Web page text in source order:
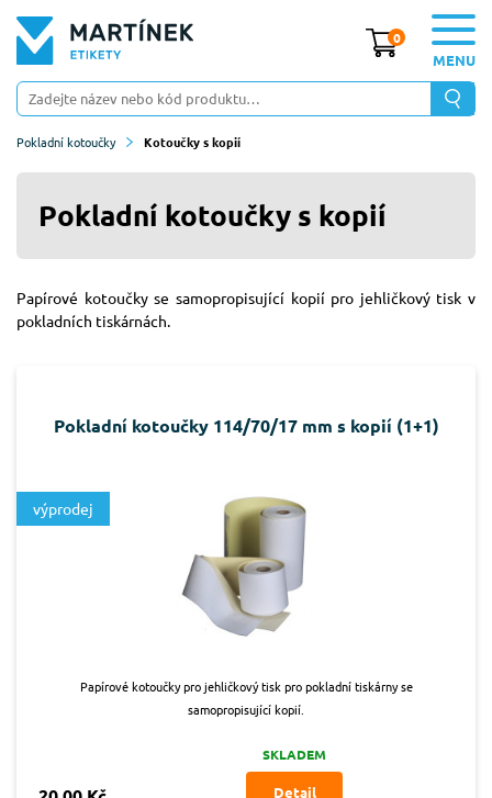
0
MENU
Pokladní kotoučky Kotoučky s kopií
Pokladní kotoučky s kopií
Papírové kotoučky se samopropisující kopií pro jehličkový tisk v
pokladních tiskárnách.
Pokladní kotoučky 114/70/17 mm s kopií (1+1)
výprodej
Papírové kotoučky pro jehličkový tisk pro pokladní tiskárny se
samopropisující kopií.
SKLADEM
Detail